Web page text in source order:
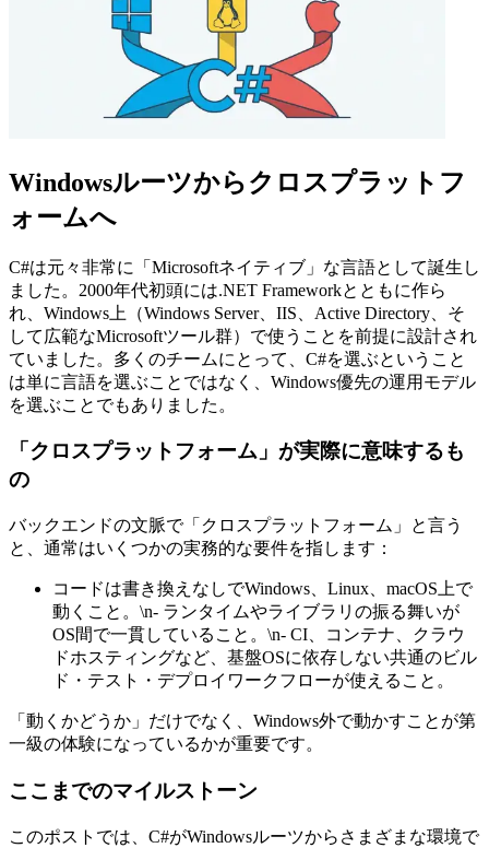
Windowsルーツからクロスプラットフ
ォームへ
C#は元々非常に「Microsoftネイティブ」な言語として誕生し
ました。2000年代初頭には.NET Frameworkとともに作ら
れ、Windows上（Windows Server、IIS、Active Directory、そ
して広範なMicrosoftツール群）で使うことを前提に設計され
ていました。多くのチームにとって、C#を選ぶということ
は単に言語を選ぶことではなく、Windows優先の運用モデル
を選ぶことでもありました。
「クロスプラットフォーム」が実際に意味するも
の
バックエンドの文脈で「クロスプラットフォーム」と言う
と、通常はいくつかの実務的な要件を指します：
コードは書き換えなしでWindows、Linux、macOS上で
動くこと。\n- ランタイムやライブラリの振る舞いが
OS間で一貫していること。\n- CI、コンテナ、クラウ
ドホスティングなど、基盤OSに依存しない共通のビル
ド・テスト・デプロイワークフローが使えること。
「動くかどうか」だけでなく、Windows外で動かすことが第
一級の体験になっているかが重要です。
ここまでのマイルストーン
このポストでは、C#がWindowsルーツからさまざまな環境で